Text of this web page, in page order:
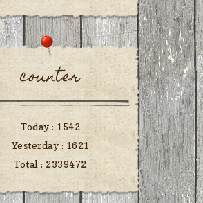
counter
Today : 1542
Yesterday : 1621
Total : 2339472